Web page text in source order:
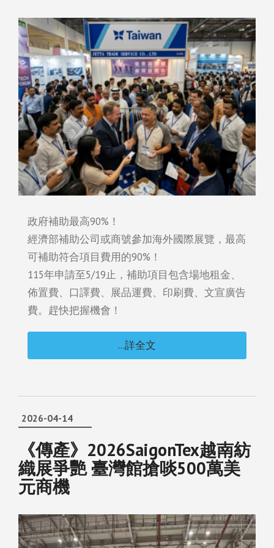
政府補助最高90%！
經濟部補助公司或商號參加海外國際展覽，最高
可補助符合項目費用的90%！
115年申請至5/19止，補助項目包含場地租金、
佈置費、口譯費、展品運費、印刷費、文宣廣告
費。趕快把握機會！
...詳全文
2026-04-14
《傳產》2026SaigonTex越南紡
織展爭艷 臺灣館搶啖500萬美
元商機